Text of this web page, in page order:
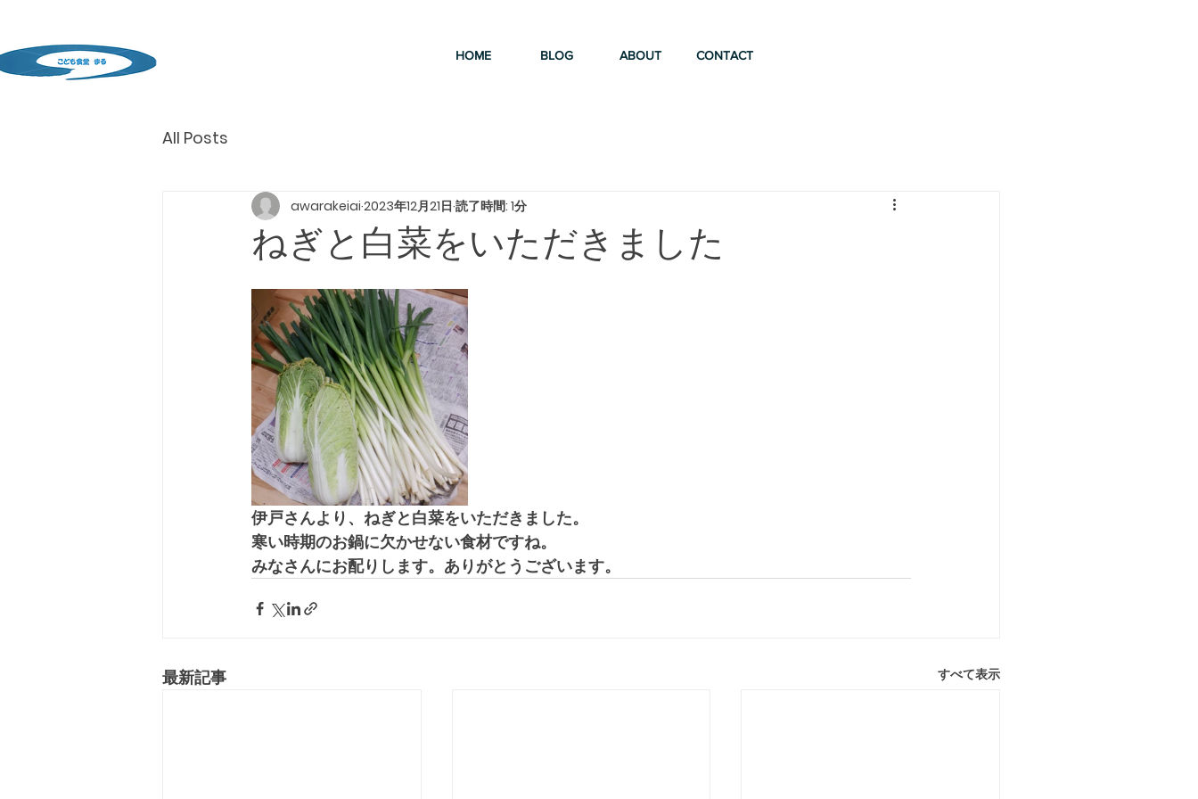
HOME BLOG ABOUT CONTACT
All Posts
ねぎと白菜をいただきました
awarakeiai 2023年12月21日 読了時間: 1分
伊戸さんより、ねぎと白菜をいただきました。
寒い時期のお鍋に欠かせない食材ですね。
みなさんにお配りします。ありがとうございます。
最新記事 すべて表示